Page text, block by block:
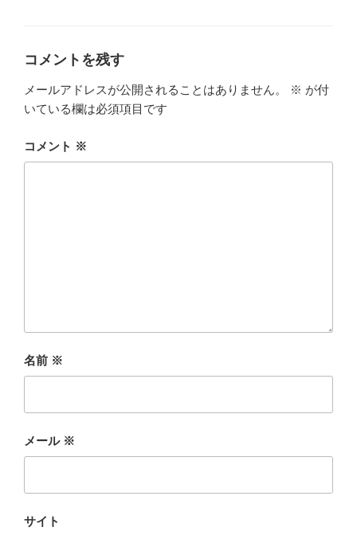
コメントを残す
メールアドレスが公開されることはありません。 ※ が付
いている欄は必須項目です
コメント ※
名前 ※
メール ※
サイト